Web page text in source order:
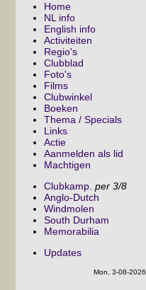
Home
NL info
English info
Activiteiten
Regio's
Clubblad
Foto's
Films
Clubwinkel
Boeken
Thema / Specials
Links
Actie
Aanmelden als lid
Machtigen
Clubkamp. per 3/8
Anglo-Dutch
Windmolen
South Durham
Memorabilia
Updates
Mon, 3-08-2026